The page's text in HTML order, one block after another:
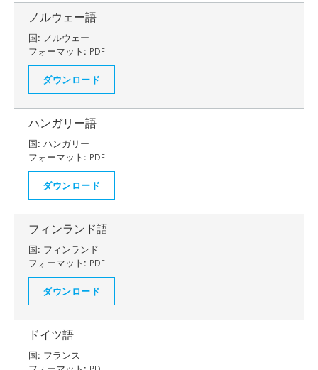
ノルウェー語
国: ノルウェー
フォーマット: PDF
ダウンロード
ハンガリー語
国: ハンガリー
フォーマット: PDF
ダウンロード
フィンランド語
国: フィンランド
フォーマット: PDF
ダウンロード
ドイツ語
国: フランス